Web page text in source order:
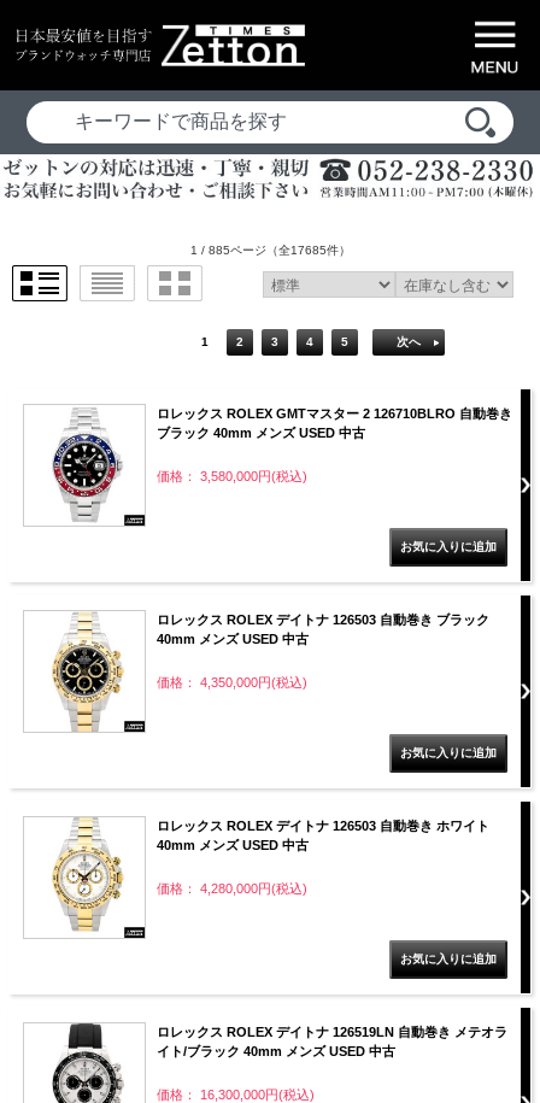
1 / 885ページ （全17685件）
1 2 3 4 5 次へ
ロレックス ROLEX GMTマスター 2 126710BLRO 自動巻き
ブラック 40mm メンズ USED 中古
価格： 3,580,000円(税込)
ロレックス ROLEX デイトナ 126503 自動巻き ブラック
40mm メンズ USED 中古
価格： 4,350,000円(税込)
ロレックス ROLEX デイトナ 126503 自動巻き ホワイト
40mm メンズ USED 中古
価格： 4,280,000円(税込)
ロレックス ROLEX デイトナ 126519LN 自動巻き メテオラ
イト/ブラック 40mm メンズ USED 中古
価格： 16,300,000円(税込)